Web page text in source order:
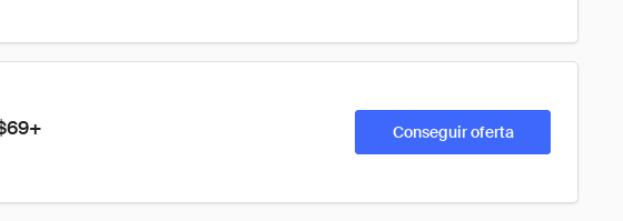
Conseguir oferta